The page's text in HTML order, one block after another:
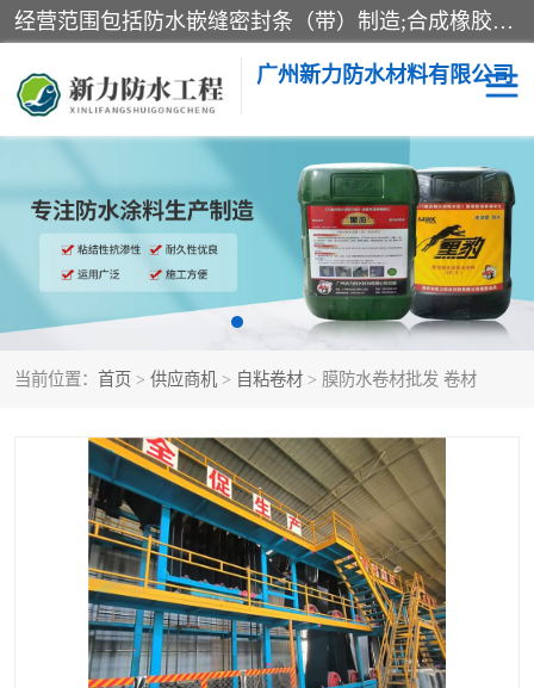
经营范围包括防水嵌缝密封条（带）制造;合成橡胶制造（监控化学品、危险化学品除外）;沥青混合物制造;防水胶粘带制造;其他合成材料制造（监控化学品、危险化学品除外）;涂料制造（监控化学品、危险化学品除外）;建筑结构防水补漏;防水建筑材料制造;粘合剂制造（监控化学品、危险化学品除外）;涂料零售;广州新力防水材料有限公司具有1处分支机构。
广州新力防水材料有限公司
当前位置： 首页 > 供应商机 > 自粘卷材 > 膜防水卷材批发 卷材
黑豹防水胶 建筑108胶水
乳化沥青防水涂料 自粘卷材
非固化橡胶防水涂料